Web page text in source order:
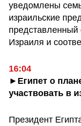
уведомлены
израильские
Израиля и
16:04
►Египет о
участвовать в
Президент